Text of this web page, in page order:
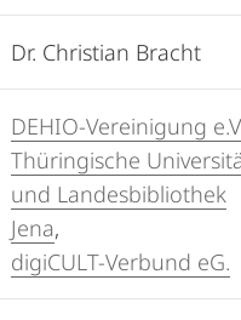
Dr. Christian Bracht
DEHIO-Vereinigung
Thüringische
und Landesbibliothek
Jena,
digiCULT-Verbund eG.